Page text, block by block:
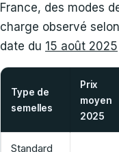
France, des modes
charge observé
date du 15 août 2025
Type de
semelles
Prix
moyen
2025
Standard